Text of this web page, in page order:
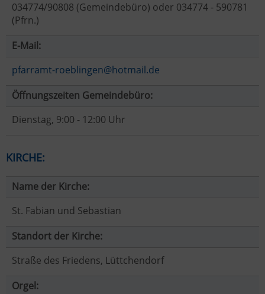
034774/90808 (Gemeindebüro) oder 034774 - 590781
(Pfrn.)
E-Mail:
pfarramt-roeblingen@hotmail.de
Öffnungszeiten Gemeindebüro:
Dienstag, 9:00 - 12:00 Uhr
KIRCHE:
Name der Kirche:
St. Fabian und Sebastian
Standort der Kirche:
Straße des Friedens, Lüttchendorf
Orgel: